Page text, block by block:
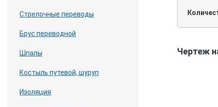
Стрелочные переводы
Брус переводной
Шпалы
Костыль путевой, шуруп
Изоляция
Чертеж